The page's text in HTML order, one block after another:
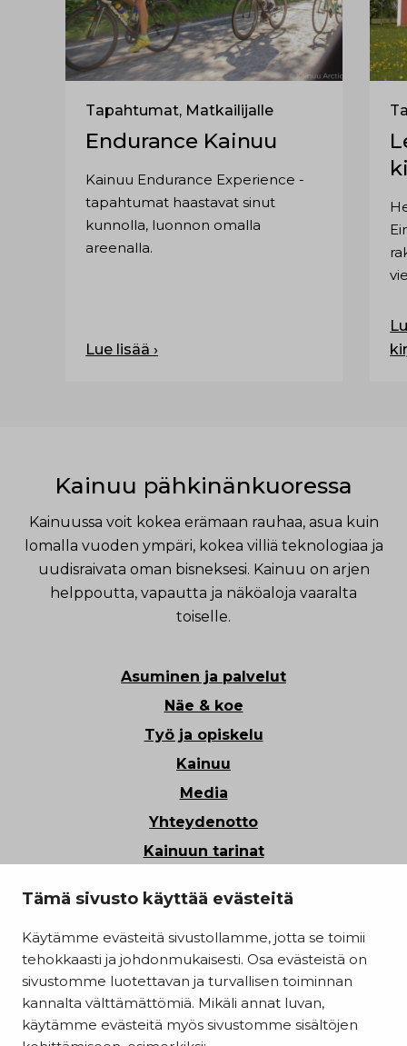
Tämä sivusto käyttää evästeitä
Käytämme evästeitä sivustollamme, jotta se toimii
tehokkaasti ja johdonmukaisesti. Osa evästeistä on
sivustomme luotettavan ja turvallisen toiminnan
kannalta välttämättömiä. Mikäli annat luvan,
käytämme evästeitä myös sivustomme sisältöjen
Tapahtumat, Matkailijalle
Endurance Kainuu
Kainuu Endurance Experience -
tapahtumat haastavat sinut
kunnolla, luonnon omalla
areenalla.
Lue lisää ›
Kainuu pähkinänkuoressa
Kainuussa voit kokea erämaan rauhaa, asua kuin
lomalla vuoden ympäri, kokea villiä teknologiaa ja
uudisraivata oman bisneksesi. Kainuu on arjen
helppoutta, vapautta ja näköaloja vaaralta
toiselle.
Asuminen ja palvelut
Näe & koe
Työ ja opiskelu
Kainuu
Media
Yhteydenotto
Kainuun tarinat
Saavutettavuusseloste
Evästeasetukset
Kainuun liitto